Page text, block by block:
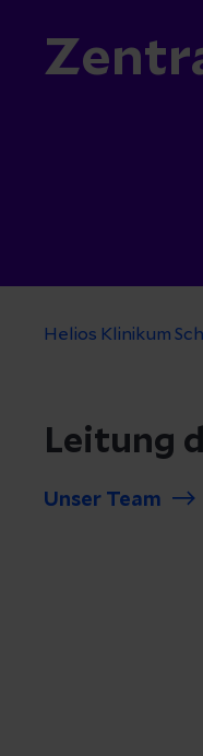
Helios Klinikum
Leitung
Unser Team